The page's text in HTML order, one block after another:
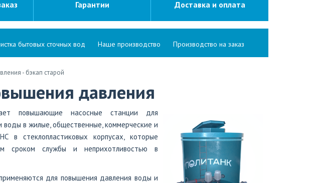
Гарантии Доставка и оплата
бытовых сточных вод Наше производство Производство на заказ
- бэкап старой
давления
повышающие насосные станции для
воды в жилые, общественные, коммерческие и
в стеклопластиковых корпусах, которые
сроком службы и неприхотливостью в
для повышения давления воды и